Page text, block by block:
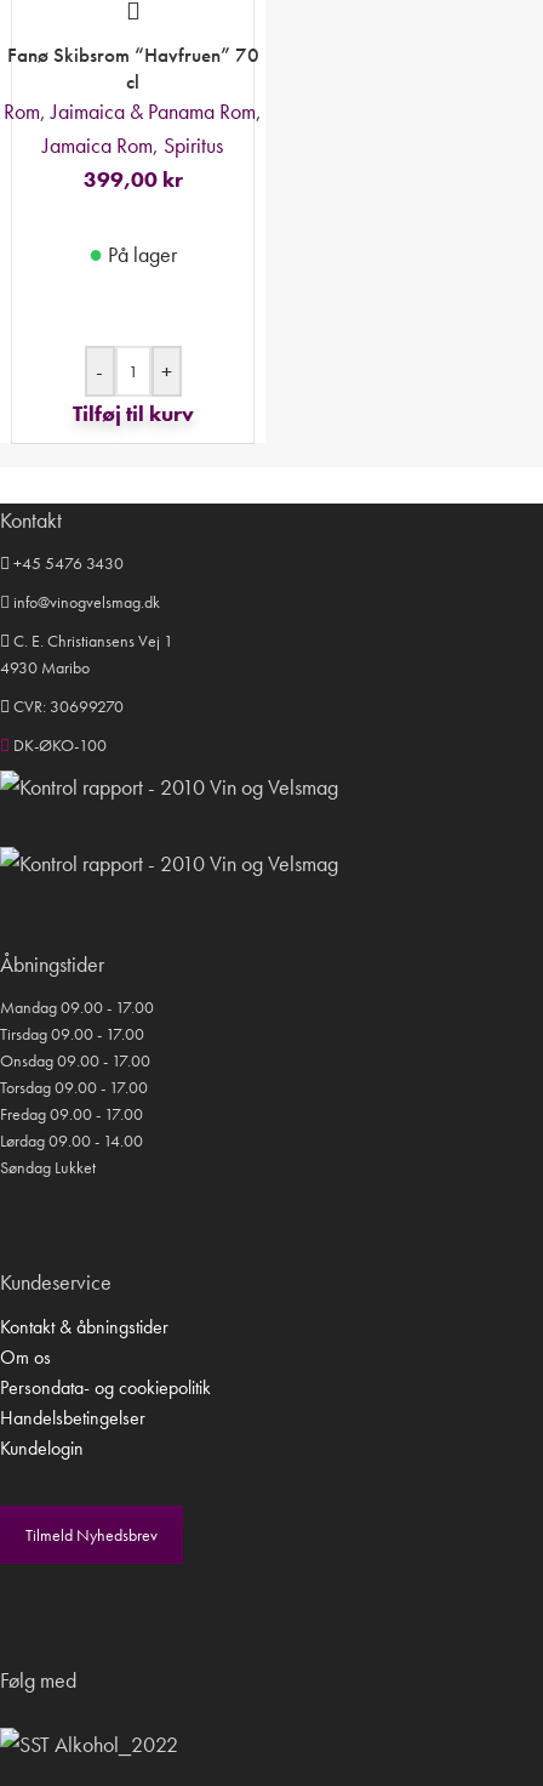
Fanø Skibsrom “Havfruen” 70
cl
Rom, Jaimaica & Panama Rom,
Jamaica Rom, Spiritus
399,00 kr
● På lager
-
+
Tilføj til kurv
Kontakt
+45 5476 3430
info@vinogvelsmag.dk
C. E. Christiansens Vej 1
4930 Maribo
CVR: 30699270
DK-ØKO-100
Åbningstider
Mandag 09.00 - 17.00
Tirsdag 09.00 - 17.00
Onsdag 09.00 - 17.00
Torsdag 09.00 - 17.00
Fredag 09.00 - 17.00
Lørdag 09.00 - 14.00
Søndag Lukket
Kundeservice
Kontakt & åbningstider
Om os
Persondata- og cookiepolitik
Handelsbetingelser
Kundelogin
Tilmeld Nyhedsbrev
Følg med